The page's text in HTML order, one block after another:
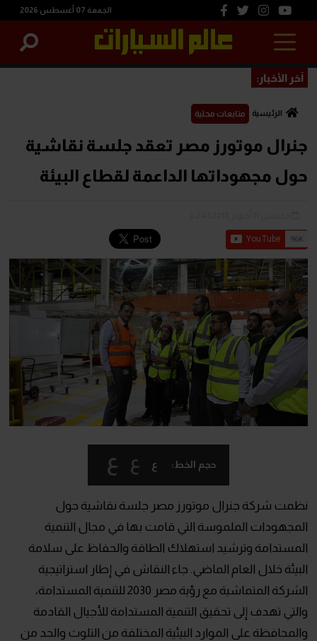
الجمعة 07 أغسطس 2026
آخر الأخبار:
الرئيسية متابعات محلية
جنرال موتورز مصر تعقد جلسة نقاشية
حول مجهوداتها الداعمة لقطاع البيئة
حجم الخط: ع ع ع
نظمت شركة جنرال موتورز مصر جلسة نقاشية حول
المجهودات الملموسة التي قامت بها في مجال التنمية
المستدامة وترشيد استهلاك الطاقة والحفاظ على سلامة
البيئة خلال العام الماضي. جاء النقاش في إطار استراتيجية
الشركة المتماشية مع رؤية مصر 2030 للتنمية المستدامة،
والتي تهدف إلى تحقيق التنمية المستدامة للأجيال القادمة
والمحافظة على الموارد البيئية المختلفة من التلوث والحد من